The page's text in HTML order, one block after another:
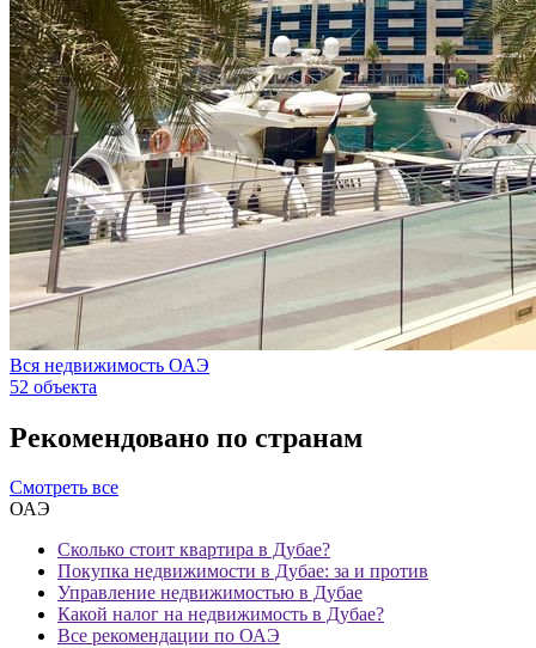
Вся недвижимость ОАЭ
52 объекта
Рекомендовано по странам
Смотреть все
ОАЭ
Сколько стоит квартира в Дубае?
Покупка недвижимости в Дубае: за и против
Управление недвижимостью в Дубае
Какой налог на недвижимость в Дубае?
Все рекомендации по ОАЭ